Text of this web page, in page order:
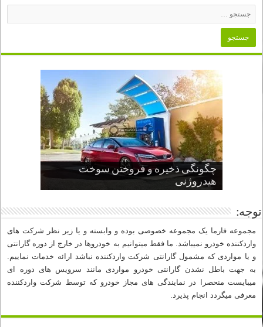
چگونگی ذخیره و فروختن سوخت
هیدروژنی
قدرتمندترین ماسل کارها یا خودروهای
عضلانی امریکایی
چرا نمک باعث خوردگی خودرو می شود؟
پنج کابین جذاب سال های اخیر صنعت
خودروسازی
از صفر تا صد طراحی خودرو قسمت
سوم
توجه:
مجموعه فارما یک مجموعه خصوصی بوده و وابسته و یا زیر نظر شرکت های
واردکننده خودرو نمیباشد. ما فقط میتوانیم به خودروها در خارج از دوره گارانتی
و یا مواردی که مشمول گارانتی شرکت واردکننده نباشد ارائه خدمات نماییم.
به جهت باطل نشدن گارانتی خودرو مواردی مانند سرویس های دوره ای
میبایست منحصرا در نمایندگی های مجاز خودرو که توسط شرکت واردکننده
معرفی میگردد انجام پذیرد.